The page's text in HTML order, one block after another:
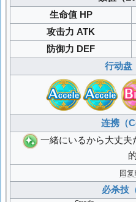
生命值 HP
攻击力 ATK
防御力 DEF
行动盘
连携（
一緒にいるから大丈夫
回复
必杀技